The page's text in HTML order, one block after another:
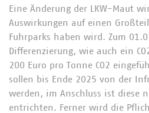
Eine Änderung der LKW-Maut
Auswirkungen auf einen
Fuhrparks haben wird. Zum
Differenzierung, wie auch ein
200 Euro pro Tonne CO2
sollen bis Ende 2025 von der
werden, im Anschluss ist diese
entrichten. Ferner wird die